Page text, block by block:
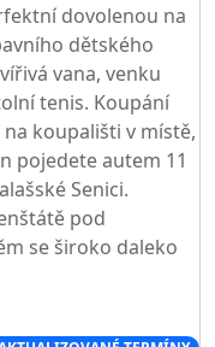
dovolenou na
dětského
vana, venku
tenis. Koupání
koupališti v místě,
pojedete autem 11
Senici.
pod
se široko daleko